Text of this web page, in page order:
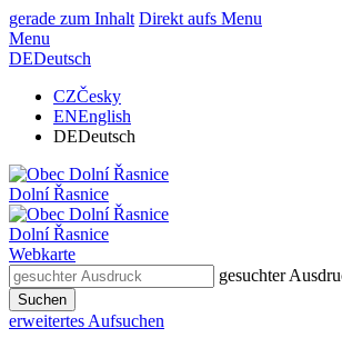
gerade zum Inhalt Direkt aufs Menu
Menu
DEDeutsch
CZČesky
ENEnglish
DEDeutsch
Dolní Řasnice
Dolní Řasnice
Webkarte
gesuchter
Suchen
erweitertes Aufsuchen